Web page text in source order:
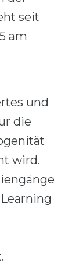
seit
am
und
die
wird.